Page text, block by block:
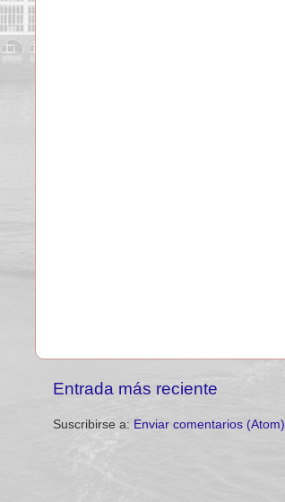
Entrada más reciente
Suscribirse a: Enviar comentarios (Atom)